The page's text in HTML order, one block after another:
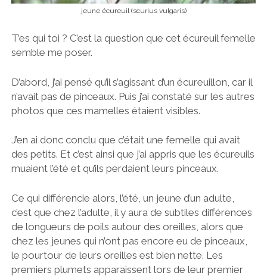
jeune écureuil (scurius vulgaris)
T’es qui toi ? C’est la question que cet écureuil femelle
semble me poser.
D’abord, j’ai pensé qu’il s’agissant d’un écureuillon, car il
n’avait pas de pinceaux. Puis j’ai constaté sur les autres
photos que ces mamelles étaient visibles.
J’en ai donc conclu que c’était une femelle qui avait
des petits. Et c’est ainsi que j’ai appris que les écureuils
muaient l’été et qu’ils perdaient leurs pinceaux.
Ce qui différencie alors, l’été, un jeune d’un adulte,
c’est que chez l’adulte, il y aura de subtiles différences
de longueurs de poils autour des oreilles, alors que
chez les jeunes qui n’ont pas encore eu de pinceaux,
le pourtour de leurs oreilles est bien nette. Les
premiers plumets apparaissent lors de leur premier